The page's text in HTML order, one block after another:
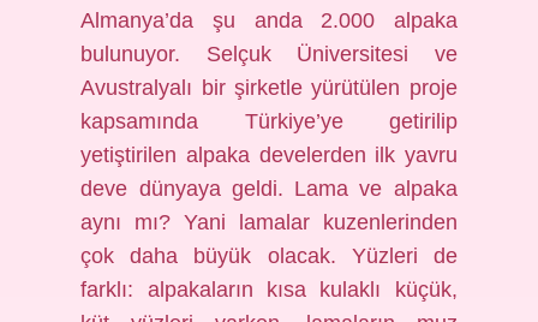
Almanya’da şu anda 2.000 alpaka
bulunuyor. Selçuk Üniversitesi ve
Avustralyalı bir şirketle yürütülen proje
kapsamında Türkiye’ye getirilip
yetiştirilen alpaka develerden ilk yavru
deve dünyaya geldi. Lama ve alpaka
aynı mı? Yani lamalar kuzenlerinden
çok daha büyük olacak. Yüzleri de
farklı: alpakaların kısa kulaklı küçük,